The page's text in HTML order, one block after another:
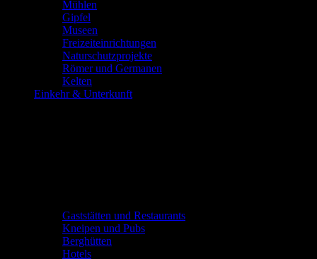
Mühlen
Gipfel
Museen
Freizeiteinrichtungen
Naturschutzprojekte
Römer und Germanen
Kelten
Einkehr & Unterkunft
Gaststätten und Restaurants
Kneipen und Pubs
Berghütten
Hotels